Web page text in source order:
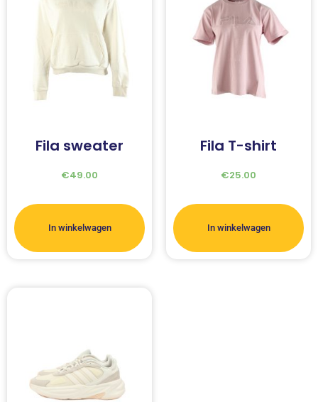
Fila sweater
€49.00
In winkelwagen
Fila T-shirt
€25.00
In winkelwagen